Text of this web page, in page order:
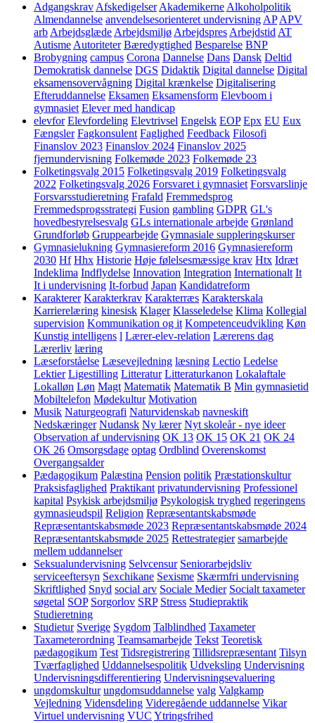
Adgangskrav Afskedigelser Akademikerne Alkoholpolitik
Almendannelse anvendelsesorienteret undervisning AP APV
arb Arbejdsglæde Arbejdsmiljø Arbejdspres Arbejdstid AT
Autisme Autoriteter Bæredygtighed Besparelse BNP
Brobygning campus Corona Dannelse Dans Dansk Deltid
Demokratisk dannelse DGS Didaktik Digital dannelse Digital
eksamensovervågning Digital krænkelse Digitalisering
Efteruddannelse Eksamen Eksamensform Elevboom i
gymnasiet Elever med handicap
elevfor Elevfordeling Elevtrivsel Engelsk EOP Epx EU Eux
Fængsler Fagkonsulent Faglighed Feedback Filosofi
Finanslov 2023 Finanslov 2024 Finanslov 2025
fjernundervisning Folkemøde 2023 Folkemøde 23
Folketingsvalg 2015 Folketingsvalg 2019 Folketingsvalg
2022 Folketingsvalg 2026 Forsvaret i gymnasiet Forsvarslinje
Forsvarsstudieretning Frafald Fremmedsprog
Fremmedsprogsstrategi Fusion gambling GDPR GL's
hovedbestyrelsesvalg GLs internationale arbejde Grønland
Grundforløb Gruppearbejde Gymnasiale suppleringskurser
Gymnasielukning Gymnasiereform 2016 Gymnasiereform
2030 Hf Hhx Historie Høje følelsesmæssige krav Htx Idræt
Indeklima Indflydelse Innovation Integration Internationalt It
It i undervisning It-forbud Japan Kandidatreform
Karakterer Karakterkrav Karakterræs Karakterskala
Karrierelæring kinesisk Klager Klasseledelse Klima Kollegial
supervision Kommunikation og it Kompetenceudvikling Køn
Kunstig intelligens l Lærer-elev-relation Lærerens dag
Lærerliv læring
Læseforståelse Læsevejledning læsning Lectio Ledelse
Lektier Ligestilling Litteratur Litteraturkanon Lokalaftale
Lokalløn Løn Magt Matematik Matematik B Min gymnasietid
Mobiltelefon Mødekultur Motivation
Musik Naturgeografi Naturvidenskab navneskift
Nedskæringer Nudansk Ny lærer Nyt skoleår - nye ideer
Observation af undervisning OK 13 OK 15 OK 21 OK 24
OK 26 Omsorgsdage optag Ordblind Overenskomst
Overgangsalder
Pædagogikum Palæstina Pension politik Præstationskultur
Praksisfaglighed Praktikant privatundervisning Professionel
kapital Psykisk arbejdsmiljø Psykologisk tryghed regeringens
gymnasieudspil Religion Repræsentantskabsmøde
Repræsentantskabsmøde 2023 Repræsentantskabsmøde 2024
Repræsentantskabsmøde 2025 Rettestrategier samarbejde
mellem uddannelser
Seksualundervisning Selvcensur Seniorarbejdsliv
serviceeftersyn Sexchikane Sexisme Skærmfri undervisning
Skriftlighed Snyd social arv Sociale Medier Socialt taxameter
søgetal SOP Sorgorlov SRP Stress Studiepraktik
Studieretning
Studietur Sverige Sygdom Talblindhed Taxameter
Taxameterordning Teamsamarbejde Tekst Teoretisk
pædagogikum Test Tidsregistrering Tillidsrepræsentant Tilsyn
Tværfaglighed Uddannelsespolitik Udveksling Undervisning
Undervisningsdifferentiering Undervisningsevaluering
ungdomskultur ungdomsuddannelse valg Valgkamp
Vejledning Vidensdeling Videregående uddannelse Vikar
Virtuel undervisning VUC Ytringsfrihed